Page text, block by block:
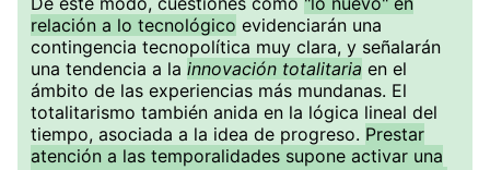
relación a lo tecnológico evidenciarán una
contingencia tecnopolítica muy clara, y señalarán
una tendencia a la innovación totalitaria en el
ámbito de las experiencias más mundanas. El
totalitarismo también anida en la lógica lineal del
tiempo, asociada a la idea de progreso. Prestar
atención a las temporalidades supone activar una